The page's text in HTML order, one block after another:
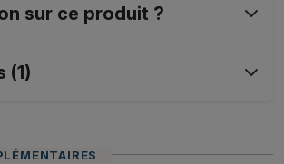
sur ce produit ?
(1)